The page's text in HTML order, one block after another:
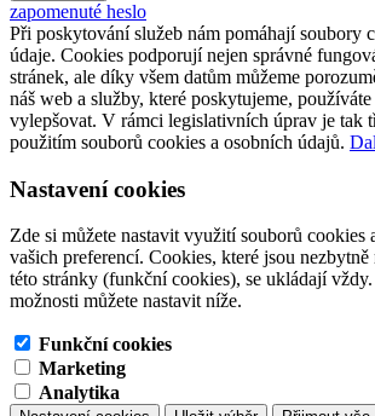
zapomenuté heslo
Při poskytování služeb nám pomáhají soubory
údaje. Cookies podporují nejen správné
stránek, ale díky všem datům můžeme
náš web a služby, které poskytujeme,
vylepšovat. V rámci legislativních úprav je tak
použitím souborů cookies a osobních údajů.
Nastavení cookies
Zde si můžete nastavit využití souborů cookies
vašich preferencí. Cookies, které jsou
této stránky (funkční cookies), se ukládají
možnosti můžete nastavit níže.
Funkční cookies
Marketing
Analytika